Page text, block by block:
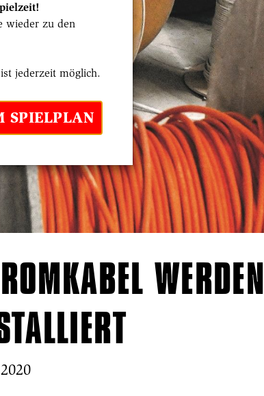
wieder zu den
ist jederzeit möglich.
SPIELPLAN
WERDEN